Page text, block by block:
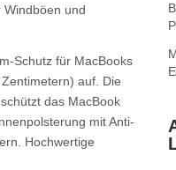
und
Schutz für MacBooks
auf. Die
das MacBook
mit Anti-
Hochwertige